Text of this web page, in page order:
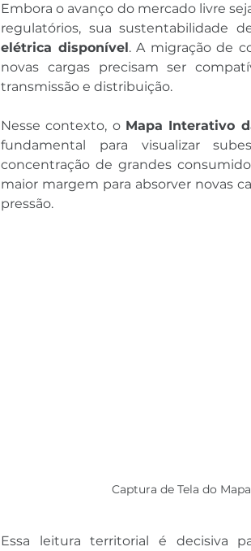
Embora o avanço do mercado livre
regulatórios, sua sustentabilidade
elétrica disponível. A migração de
novas cargas precisam ser
transmissão e distribuição.
Nesse contexto, o Mapa Interativo
fundamental para visualizar
concentração de grandes
maior margem para absorver novas
pressão.
Captura de Tela do
Essa leitura territorial é decisiva